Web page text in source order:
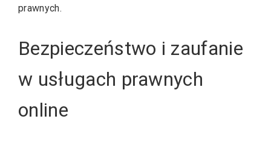
prawnych.
Bezpieczeństwo i zaufanie
w usługach prawnych
online